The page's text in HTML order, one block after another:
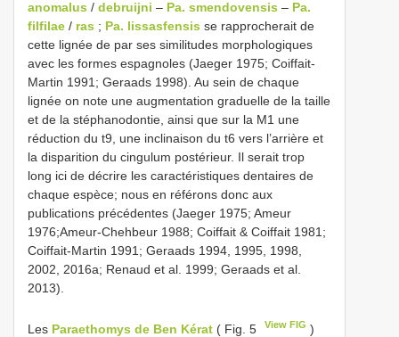
anomalus / debruijni – Pa. smendovensis – Pa.
filfilae / ras ; Pa. lissasfensis se rapprocherait de
cette lignée de par ses similitudes morphologiques
avec les formes espagnoles (Jaeger 1975; Coiffait-
Martin 1991; Geraads 1998). Au sein de chaque
lignée on note une augmentation graduelle de la taille
et de la stéphanodontie, ainsi que sur la M1 une
réduction du t9, une inclinaison du t6 vers l’arrière et
la disparition du cingulum postérieur. Il serait trop
long ici de décrire les caractéristiques dentaires de
chaque espèce; nous en référons donc aux
publications précédentes (Jaeger 1975; Ameur
1976;Ameur-Chehbeur 1988; Coiffait & Coiffait 1981;
Coiffait-Martin 1991; Geraads 1994, 1995, 1998,
2002, 2016a; Renaud et al. 1999; Geraads et al.
2013).
Les Paraethomys de Ben Kérat ( Fig. 5 View FIG )